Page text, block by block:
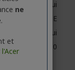
Oui
Wireless Wi-Fi 6E
Oui
Bluetooth 5.0
ne
et